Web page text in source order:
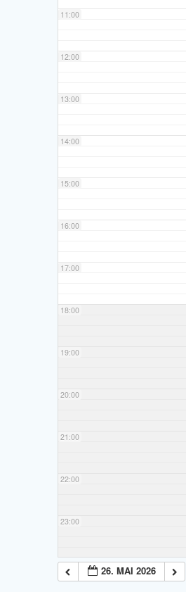
11:00
12:00
13:00
14:00
15:00
16:00
17:00
18:00
19:00
20:00
21:00
22:00
23:00
26. MAI 2026